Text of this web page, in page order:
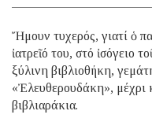
Ἤμουν τυχερός, γιατί ὁ
ἰατρεῖό του, στό ἰσόγειο
ξύλινη βιβλιοθήκη,
«Ἐλευθερουδάκη», μέχρι
βιβλιαράκια.